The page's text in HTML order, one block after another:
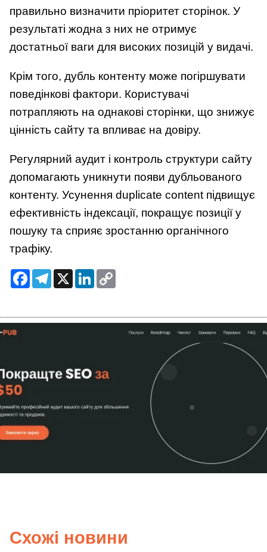
правильно визначити пріоритет сторінок. У
результаті жодна з них не отримує
достатньої ваги для високих позицій у видачі.
Крім того, дубль контенту може погіршувати
поведінкові фактори. Користувачі
потрапляють на однакові сторінки, що знижує
цінність сайту та впливає на довіру.
Регулярний аудит і контроль структури сайту
допомагають уникнути появи дубльованого
контенту. Усунення duplicate content підвищує
ефективність індексації, покращує позиції у
пошуку та сприяє зростанню органічного
трафіку.
FacebookTelegram
X LinkedIn
Схожі новини